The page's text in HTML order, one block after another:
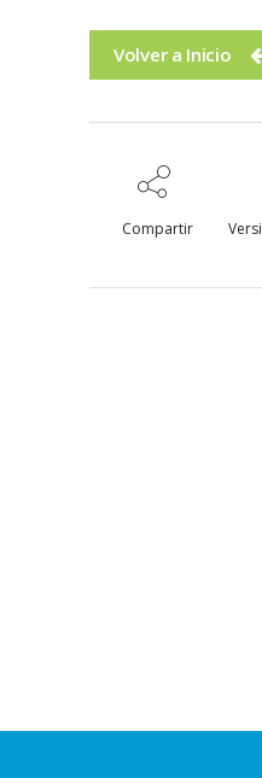
Volver a Inicio
Compartir